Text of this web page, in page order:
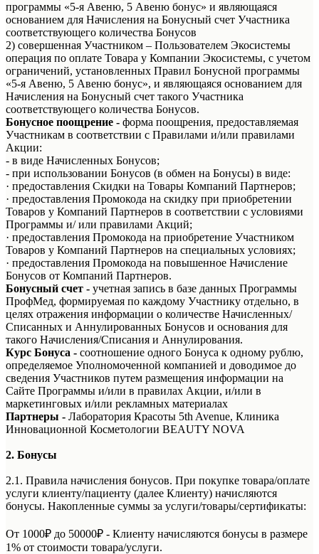
программы «5-я Авеню, 5 Авеню бонус» и являющаяся
основанием для Начисления на Бонусный счет Участника
соответствующего количества Бонусов
2) совершенная Участником – Пользователем Экосистемы
операция по оплате Товара у Компании Экосистемы, с учетом
ограничений, установленных Правил Бонусной программы
«5-я Авеню, 5 Авеню бонус», и являющаяся основанием для
Начисления на Бонусный счет такого Участника
соответствующего количества Бонусов.
Бонусное поощрение - форма поощрения, предоставляемая
Участникам в соответствии с Правилами и/или правилами
Акции:
- в виде Начисленных Бонусов;
- при использовании Бонусов (в обмен на Бонусы) в виде:
· предоставления Скидки на Товары Компаний Партнеров;
· предоставления Промокода на скидку при приобретении
Товаров у Компаний Партнеров в соответствии с условиями
Программы и/ или правилами Акций;
· предоставления Промокода на приобретение Участником
Товаров у Компаний Партнеров на специальных условиях;
· предоставления Промокода на повышенное Начисление
Бонусов от Компаний Партнеров.
Бонусный счет - учетная запись в базе данных Программы
ПрофМед, формируемая по каждому Участнику отдельно, в
целях отражения информации о количестве Начисленных/
Списанных и Аннулированных Бонусов и основания для
такого Начисления/Списания и Аннулирования.
Курс Бонуса - соотношение одного Бонуса к одному рублю,
определяемое Уполномоченной компанией и доводимое до
сведения Участников путем размещения информации на
Сайте Программы и/или в правилах Акции, и/или в
маркетинговых и/или рекламных материалах
Партнеры - Лаборатория Красоты 5th Avenue, Клиника
Инновационной Косметологии BEAUTY NOVA
2. Бонусы
2.1. Правила начисления бонусов. При покупке товара/оплате
услуги клиенту/пациенту (далее Клиенту) начисляются
бонусы. Накопленные суммы за услуги/товары/сертификаты:
От 1000₽ до 50000₽ - Клиенту начисляются бонусы в размере
1% от стоимости товара/услуги.